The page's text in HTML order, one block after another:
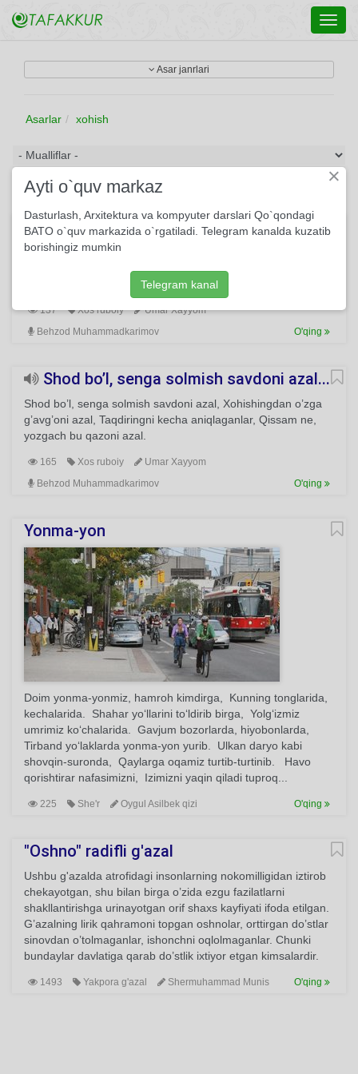
Asar janrlari
Asarlar xohish
Urindim qo’yay deb suv uzra g’ishtni...
Urindim qo’yay deb suv uzra g’ishtni, Butxona istamas bu xil
ko’ribdi Do’zax-Behishtni?
137 Xos ruboiy
Umar Xayyom
Behzod Muhammadkarimov
O'qing
Shod bo’l, senga solmish savdoni azal...
Shod bo’l, senga solmish savdoni azal, Xohishingdan o’zga
g’avg’oni azal, Taqdiringni kecha aniqlaganlar, Qissam ne,
yozgach bu qazoni azal.
165 Xos ruboiy
Umar Xayyom
Behzod Muhammadkarimov
O'qing
Yonma-yon
Doim yonma-yonmiz, hamroh kimdirga, Kunning tonglarida,
kechalarida. Shahar yo‘llarini to‘ldirib birga, Yolg‘izmiz
umrimiz ko‘chalarida. Gavjum bozorlarda, hiyobonlarda,
Tirband yo‘laklarda yonma-yon yurib. Ulkan daryo kabi
shovqin-suronda, Qaylarga oqamiz turtib-turtinib. Havo
qorishtirar nafasimizni, Izimizni yaqin qiladi tuproq...
225 She'r Oygul Asilbek qizi O'qing
"Oshno" radifli g'azal
Ushbu g'azalda atrofidagi insonlarning nokomilligidan iztirob
chekayotgan, shu bilan birga o’zida ezgu fazilatlarni
shakllantirishga urinayotgan orif shaxs kayfiyati ifoda etilgan.
G’azalning lirik qahramoni topgan oshnolar, orttirgan do’stlar
sinovdan o’tolmaganlar, ishonchni oqlolmaganlar. Chunki
bundaylar davlatiga qarab do’stlik ixtiyor etgan kimsalardir.
1493 Yakpora g'azal Shermuhammad Munis O'qing
×
Ayti o`quv markaz
Dasturlash, Arxitektura va kompyuter darslari Qo`qondagi
BATO o`quv markazida o`rgatiladi. Telegram kanalda kuzatib
borishingiz mumkin
Telegram kanal